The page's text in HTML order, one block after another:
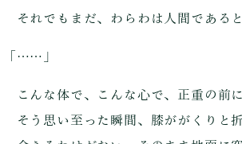
それでもまだ、わらわは人間であると
「……」
こんな体で、こんな心で、正重の前に
そう思い至った瞬間、膝ががくりと折